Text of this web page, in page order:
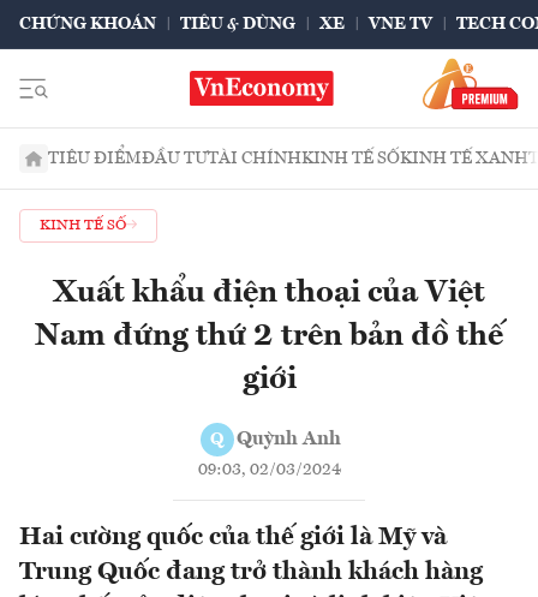
CHỨNG KHOÁN TIÊU & DÙNG XE VNE TV TECH
TIÊU ĐIỂMĐẦU TƯTÀI CHÍNHKINH TẾ SỐKINH TẾ XANH
KINH TẾ SỐ
Xuất khẩu điện thoại của Việt
Nam đứng thứ 2 trên bản đồ thế
giới
Q Quỳnh Anh
09:03, 02/03/2024
Hai cường quốc của thế giới là Mỹ và
Trung Quốc đang trở thành khách hàng